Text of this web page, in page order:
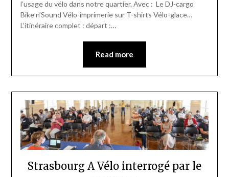
l’usage du vélo dans notre quartier. Avec : Le DJ-cargo
Bike n’Sound Vélo-imprimerie sur T-shirts Vélo-glace…
L’itinéraire complet : départ :…
Read more
Strasbourg A Vélo interrogé par le